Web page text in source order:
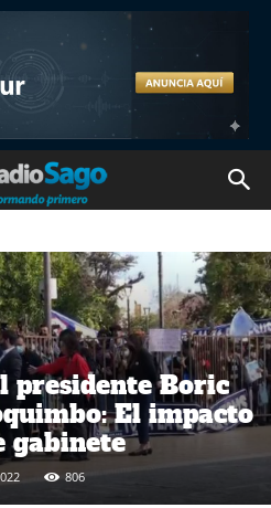
presidente Boric
El impacto
gabinete
806